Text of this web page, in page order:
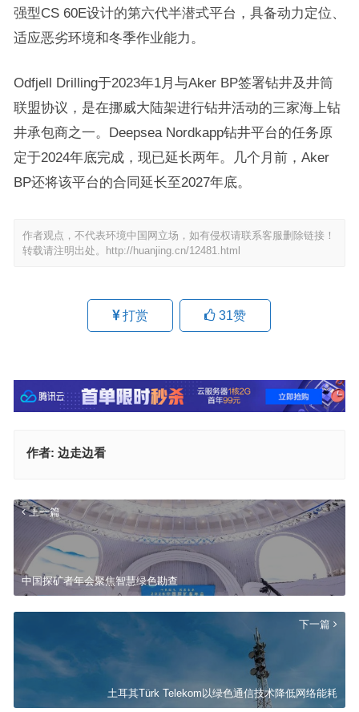
强型CS 60E设计的第六代半潜式平台，具备动力定位、
适应恶劣环境和冬季作业能力。
Odfjell Drilling于2023年1月与Aker BP签署钻井及井筒
联盟协议，是在挪威大陆架进行钻井活动的三家海上钻
井承包商之一。Deepsea Nordkapp钻井平台的任务原
定于2024年底完成，现已延长两年。几个月前，Aker
BP还将该平台的合同延长至2027年底。
作者观点，不代表环境中国网立场，如有侵权请联系客服删除链接！
转载请注明出处。
http://huanjing.cn/12481.html
打赏 31赞
作者: 边走边看
上一篇
中国探矿者年会聚焦智慧绿色勘查
下一篇
土耳其Türk Telekom以绿色通信技术降低网络能耗